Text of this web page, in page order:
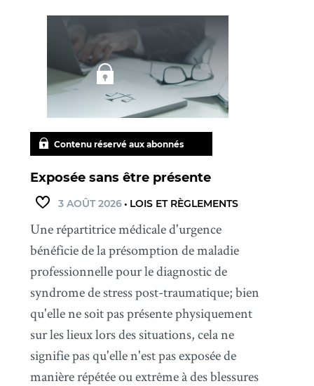
Contenu réservé aux abonnés
Exposée sans être présente
3 AOÛT 2026• LOIS ET RÈGLEMENTS
Une répartitrice médicale d'urgence
bénéficie de la présomption de maladie
professionnelle pour le diagnostic de
syndrome de stress post-traumatique; bien
qu'elle ne soit pas présente physiquement
sur les lieux lors des situations, cela ne
signifie pas qu'elle n'est pas exposée de
manière répétée ou extrême à des blessures